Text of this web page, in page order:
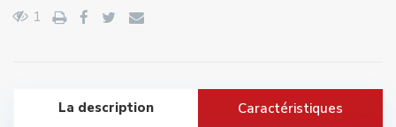
1
La description Caractéristiques